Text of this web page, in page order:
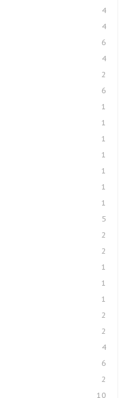
4
4
6
4
2
6
1
1
1
1
1
1
1
5
2
2
1
1
1
2
2
4
6
2
10